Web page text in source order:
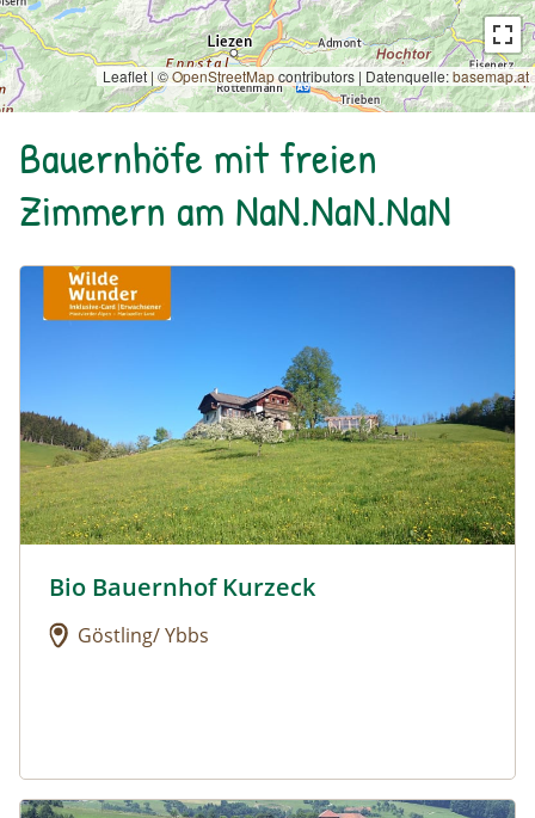
Leaflet | ©OpenStreetMapcontributors | Datenquelle:basemap.at
Bauernhöfe mit freien
Zimmern am NaN.NaN.NaN
Urlaub am Bauernhof: Bio Bauernhof Kurzeck
Urlaub am Bauernhof: Bio Bauernhof Kurzeck
Bio Bauernhof Kurzeck
Göstling/ Ybbs